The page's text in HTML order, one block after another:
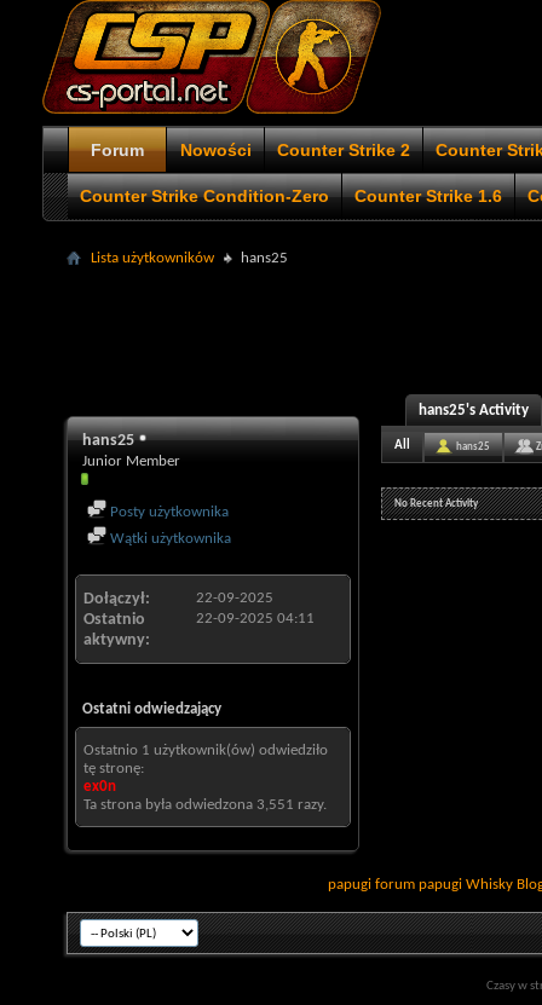
Forum Nowości Counter Strike 2 Counter
Counter Strike Condition-Zero Counter Strike 1.6
Lista użytkowników hans25
hans25
Junior Member
Posty użytkownika
Wątki użytkownika
Dołączył 22-09-2025
Ostatnio
aktywny
22-09-2025 04:11
Ostatni odwiedzający
Ostatnio 1 użytkownik(ów) odwiedziło
tę stronę:
ex0n
Ta strona była odwiedzona 3,551 razy.
hans25's Activity
All hans25
No Recent Activity
papugi forum papugi Whisky
Czasy w